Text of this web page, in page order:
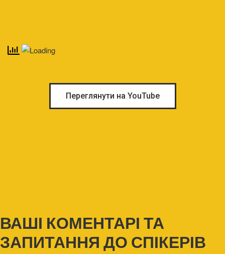
Переглянути на YouTube
ВАШІ КОМЕНТАРІ ТА
ЗАПИТАННЯ ДО СПІКЕРІВ